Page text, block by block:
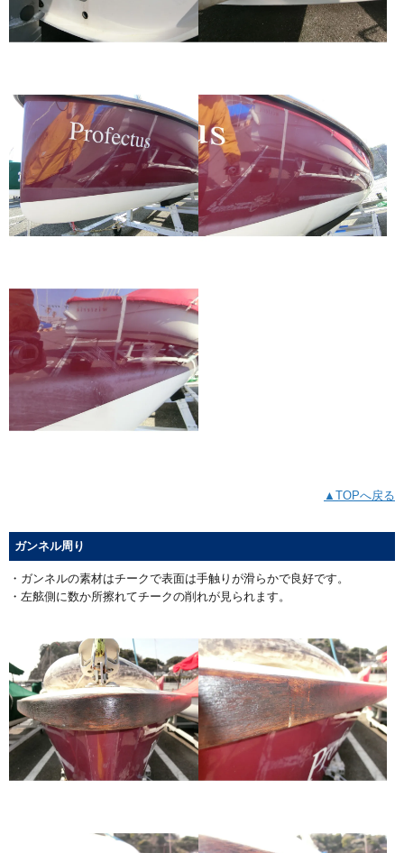
▲TOPへ戻る
ガンネル周り
・ガンネルの素材はチークで表面は手触りが滑らかで良好です。
・左舷側に数か所擦れてチークの削れが見られます。